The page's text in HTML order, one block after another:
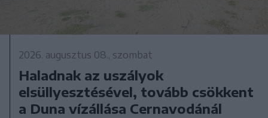
2026. augusztus 08., szombat
Haladnak az uszályok
elsüllyesztésével, tovább csökkent
a Duna vízállása Cernavodánál